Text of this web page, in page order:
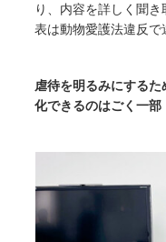
り、内容を詳しく聞
表は動物愛護法違反で
虐待を明るみにする
化できるのはごく一部